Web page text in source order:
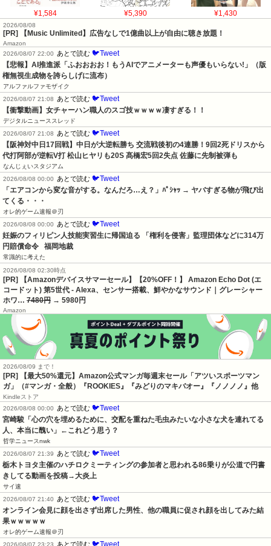
¥1,584 ¥5,390 ¥1,430
2026/08/08
[PR] 【Music Unlimited】広告なしで1億曲以上が自由に聴き放題！
Amazon
2026/08/07 22:00
あとで読む 🐦Tweet
【悲報】AI推進派「ふおおおお！もうAIでアニメーターも声優もいらない!」（版
権無視生成物を誇らしげに流布）
アルファルファモザイク
2026/08/07 21:08
あとで読む 🐦Tweet
【衝撃動画】女チャーハン職人のスゴ技ｗｗｗｗ凄すぎる！！
デジタルニューススレッド
2026/08/07 21:08
あとで読む 🐦Tweet
【阪神対中日17回戦】中日が大逆転勝ち 交流戦後初の4連勝！9回2死ドリスから
代打阿部が逆転V打 松山ヒヤリも20S 髙橋宏5回2失点 佐藤に先制被弾も
なんじぇいスタジアム
2026/08/08 00:00
あとで読む 🐦Tweet
「エアコンから変な音がする。なんだろ…え？」ﾊﾟｼｬｯ → ヤバすぎる物が飛び出
てくる・・・
オレ的ゲーム速報＠刃
2026/08/08 00:00
あとで読む 🐦Tweet
妊娠のフィリピン人技能実習生に帰国迫る 「権利を侵害」監理団体などに314万
円賠償命令   福岡地裁
常識的に考えた
2026/08/08 02:30時点
[PR] 【Amazonデバイスサマーセール】【20%OFF！】 Amazon Echo Dot (エ
コードット) 第5世代 - Alexa、センサー搭載、鮮やかなサウンド｜グレーシャー
ホワ… 7480円 → 5980円
Amazon
2026/08/09 まで！
[PR]
【最大50%還元】Amazon公式マンガ毎週末セール「アツいスポーツマン
ガ」（#マンガ・全般）『ROOKIES』『みどりのマキバオー』『ノノノノ』他
Kindleストア
2026/08/08 00:00
あとで読む 🐦Tweet
宮崎駿「心の穴を埋めるために、交配を重ねた毛虫みたいな小さな犬を連れてる
人、本当に醜い」←これどう思う？
哲学ニュースnwk
2026/08/07 21:39
あとで読む 🐦Tweet
栃木トヨタ主催のハチロクミーティングの参加者と思われる86乗りが公道で円書
きしてる動画を投稿→大炎上
サイ速
2026/08/07 21:40
あとで読む 🐦Tweet
オンライン会見に顔を出さず出席した男性、他の職員に促され顔を出してみた結
果ｗｗｗｗｗ
オレ的ゲーム速報＠刃
2026/08/07 23:23
あとで読む